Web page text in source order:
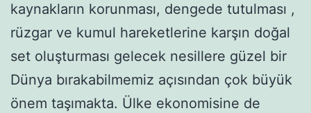
kaynakların korunması, dengede tutulması ,
rüzgar ve kumul hareketlerine karşın doğal
set oluşturması gelecek nesillere güzel bir
Dünya bırakabilmemiz açısından çok büyük
önem taşımakta. Ülke ekonomisine de